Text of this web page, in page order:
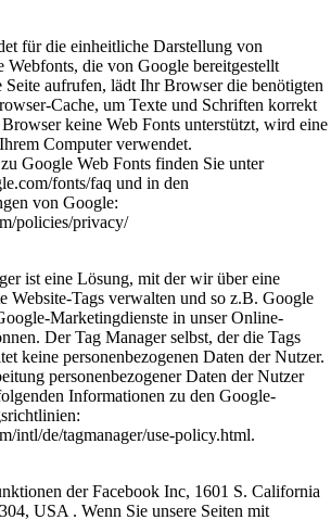
für die einheitliche Darstellung von
Webfonts, die von Google bereitgestellt
Seite aufrufen, lädt Ihr Browser die benötigten
Cache, um Texte und Schriften korrekt
keine Web Fonts unterstützt, wird eine
Computer verwendet.
Google Web Fonts finden Sie unter
fonts/faq und in den
von Google:
policies/privacy/
ist eine Lösung, mit der wir über eine
Website-Tags verwalten und so z.B. Google
Marketingdienste in unser Online-
Der Tag Manager selbst, der die Tags
keine personenbezogenen Daten der Nutzer.
personenbezogener Daten der Nutzer
Informationen zu den Google-
intl/de/tagmanager/use-policy.html.
der Facebook Inc, 1601 S. California
USA . Wenn Sie unsere Seiten mit